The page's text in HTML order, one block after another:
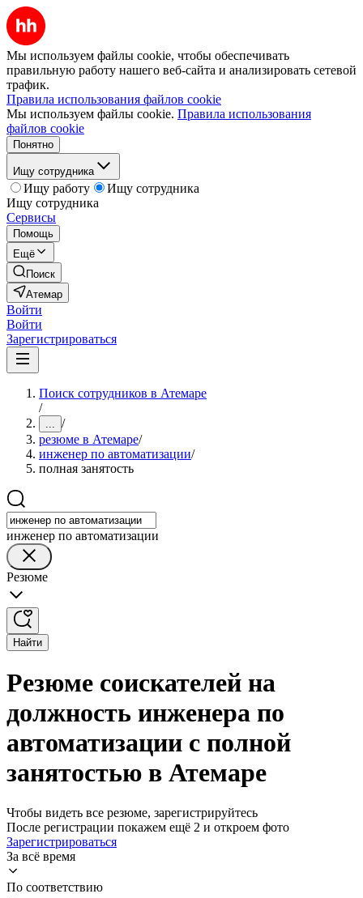
Мы используем файлы cookie, чтобы обеспечивать
правильную работу нашего веб-сайта и анализировать сетевой
трафик.
Правила использования файлов cookie
Мы используем файлы cookie. Правила использования
файлов cookie
Понятно
Ищу сотрудника
Ищу работу
Ищу сотрудника
Ищу сотрудника
Сервисы
Помощь
Ещё
Поиск
Атемар
Войти
Войти
Зарегистрироваться
Поиск сотрудников в Атемаре
/
... /
резюме в Атемаре/
инженер по автоматизации/
полная занятость
инженер по автоматизации
Резюме
Найти
Резюме соискателей на
должность инженера по
автоматизации с полной
занятостью в Атемаре
Чтобы видеть все резюме, зарегистрируйтесь
После регистрации покажем ещё 2 и откроем фото
Зарегистрироваться
За всё время
По соответствию